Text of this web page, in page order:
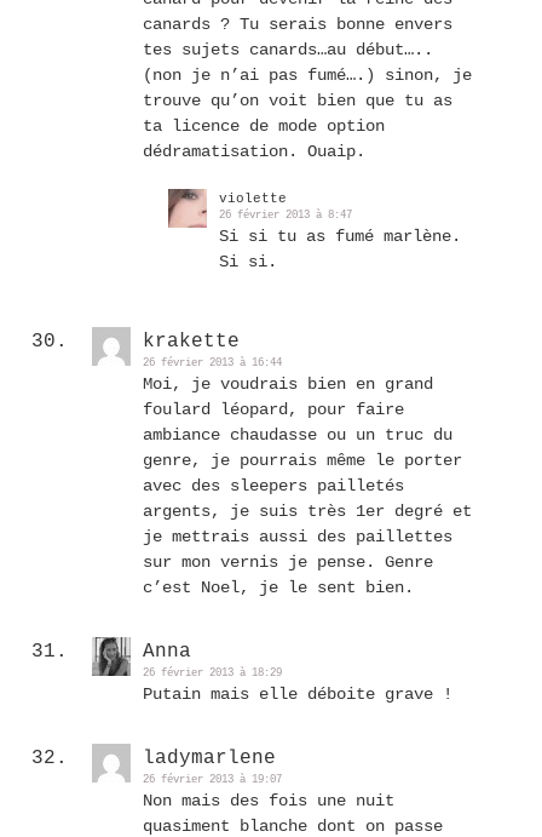
canards ? Tu serais bonne envers
tes sujets canards…au début…..
(non je n’ai pas fumé….) sinon, je
trouve qu’on voit bien que tu as
ta licence de mode option
dédramatisation. Ouaip.
violette
26 février 2013 à 8:47
Si si tu as fumé marlène.
Si si.
krakette
26 février 2013 à 16:44
Moi, je voudrais bien en grand
foulard léopard, pour faire
ambiance chaudasse ou un truc du
genre, je pourrais même le porter
avec des sleepers pailletés
argents, je suis très 1er degré et
je mettrais aussi des paillettes
sur mon vernis je pense. Genre
c’est Noel, je le sent bien.
Anna
26 février 2013 à 18:29
Putain mais elle déboite grave !
ladymarlene
26 février 2013 à 19:07
Non mais des fois une nuit
quasiment blanche dont on passe